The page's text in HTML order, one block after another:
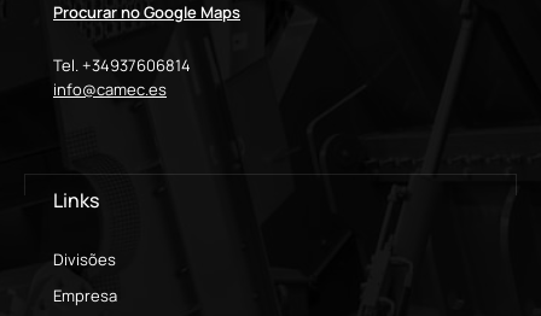
Procurar no Google Maps
Tel. +34937606814
info@camec.es
Links
Divisões
Empresa